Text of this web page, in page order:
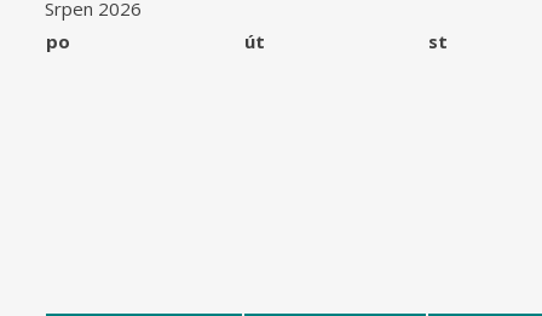
Srpen 2026
po
út st